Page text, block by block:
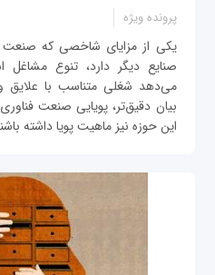
پرونده ویژه
یکی از مزایای شاخصی که صنعت
صنایع دیگر دارد، تنوع
می‌دهد شغلی متناسب با علایق
بیان دقیق‌تر، پویایی صنعت
این حوزه نیز ماهیت پویا داشته